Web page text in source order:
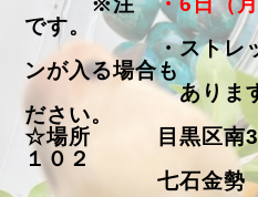
です。
・ストレッチ
ンが入る場合も
ありますので
ださい。
☆場所 目黒区南3
１０２
七石金勢